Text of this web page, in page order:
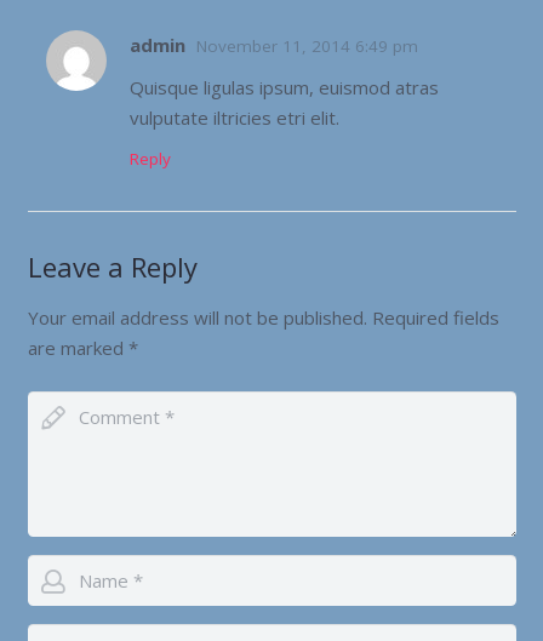
admin November 11, 2014 6:49 pm
Quisque ligulas ipsum, euismod atras
vulputate iltricies etri elit.
Reply
Leave a Reply
Your email address will not be published. Required fields
are marked *